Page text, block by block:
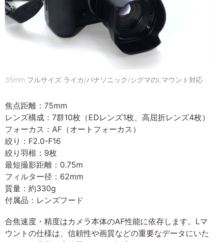
35mm フルサイズ ライカ/パナソニック/シグマのLマウント対応
焦点距離：75mm
レンズ構成：7群10枚（EDレンズ1枚、高屈折レンズ4枚）
フォーカス：AF（オートフォーカス）
絞り：F2.0-F16
絞り羽根：9枚
最短撮影距離：0.75m
フィルター径：62mm
質量：約330g
付属品：レンズフード
合焦速度・精度はカメラ本体のAF性能に依存します。Lマ
ウントの仕様は、信頼性や画質などの重要なデータにいた